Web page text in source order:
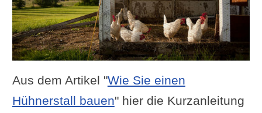
Aus dem Artikel "Wie Sie einen
Hühnerstall bauen" hier die Kurzanleitung